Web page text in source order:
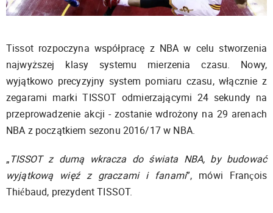
Tissot rozpoczyna współpracę z NBA w celu stworzenia
najwyższej klasy systemu mierzenia czasu. Nowy,
wyjątkowo precyzyjny system pomiaru czasu, włącznie z
zegarami marki TISSOT odmierzającymi 24 sekundy na
przeprowadzenie akcji - zostanie wdrożony na 29 arenach
NBA z początkiem sezonu 2016/17 w NBA.
„TISSOT z dumą wkracza do świata NBA, by budować
wyjątkową więź z graczami i fanami”, mówi François
Thiébaud, prezydent TISSOT.